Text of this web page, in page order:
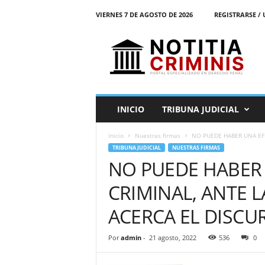
VIERNES 7 DE AGOSTO DE 2026 REGISTRARSE /
o
INICIO TRIBUNA JUDICIAL
Inicio Nuestras firmas NO PUEDE HABER UNA
TRIBUNA JUDICIAL NUESTRAS FIRMAS
NO PUEDE
CRIMINAL, ANTE
ACERCA EL
Por admin- 21 agosto, 2022 536 0